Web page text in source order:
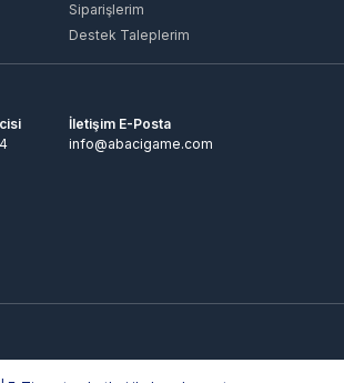
Siparişlerim
Destek Taleplerim
İletişim E-Posta
info@abacigame.com